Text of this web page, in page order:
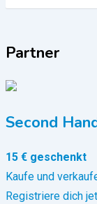
Partner
Second
15 € geschenkt
Kaufe und
Registriere dich